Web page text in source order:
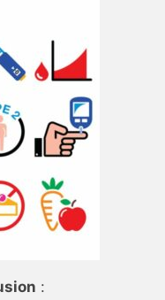
: